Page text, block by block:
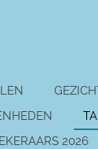
2026